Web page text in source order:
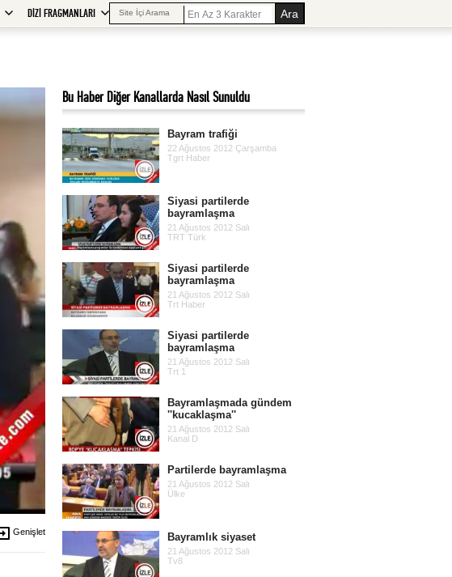
Site İçi Arama
DİZİ FRAGMANLARI
Genişlet
Bu Haber Diğer Kanallarda Nasıl Sunuldu
Bayram trafiği
22 Ağustos 2012 Çarşamba
Tgrt Haber
Siyasi partilerde
bayramlaşma
21 Ağustos 2012 Salı
TRT Türk
Siyasi partilerde
bayramlaşma
21 Ağustos 2012 Salı
Trt Haber
Siyasi partilerde
bayramlaşma
21 Ağustos 2012 Salı
Trt 1
Bayramlaşmada gündem
''kucaklaşma''
21 Ağustos 2012 Salı
Kanal D
Partilerde bayramlaşma
21 Ağustos 2012 Salı
Ülke
Bayramlık siyaset
21 Ağustos 2012 Salı
Tv8